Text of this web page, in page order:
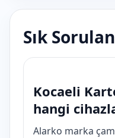
Sık
Kocaeli
hangi
Alarko marka